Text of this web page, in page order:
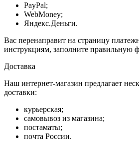
PayPal;
WebMoney;
Яндекс.Деньги.
Вас перенаправит на страницу
инструкциям, заполните правильную
Доставка
Наш интернет-магазин предлагает
доставки:
курьерская;
самовывоз из магазина;
постаматы;
почта России.